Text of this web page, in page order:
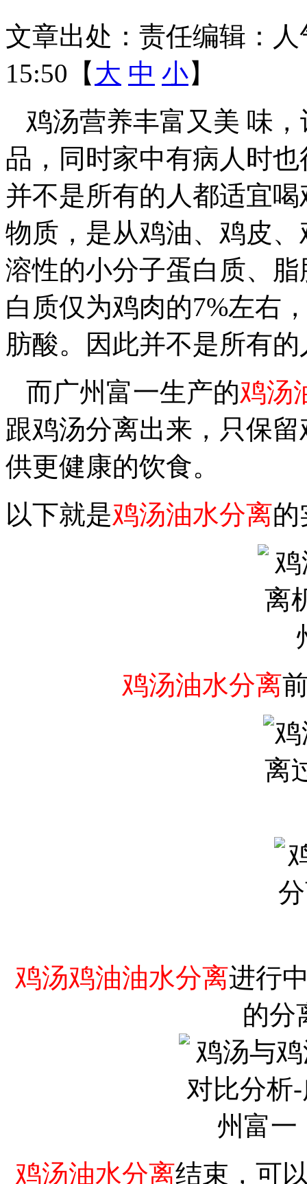
文章出处： 责任编辑：
15:50【 大 中 小】
鸡汤营养丰富又美 味
品，同时家中有病人时
并不是所有的人都适宜
物质，是从鸡油、鸡皮
溶性的小分子蛋白质、
白质仅为鸡肉的7%左右
肪酸。因此并不是所有
而广州富一生产的鸡汤
跟鸡汤分离出来，只保
供更健康的饮食。
以下就是鸡汤油水分离的
鸡汤油水分离
鸡汤鸡油油水分离进行
的分
鸡汤油水分离结束，可